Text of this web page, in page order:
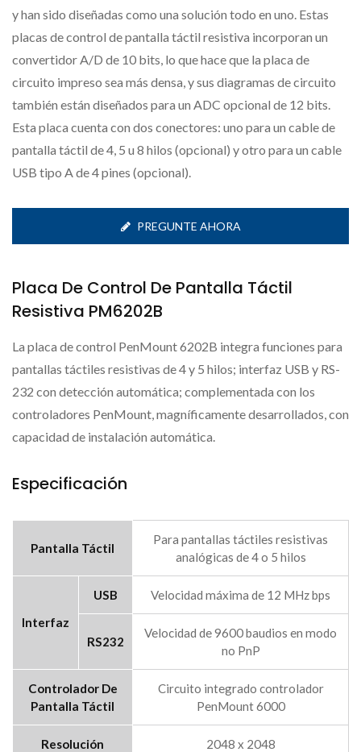
y han sido diseñadas como una solución todo en uno. Estas
placas de control de pantalla táctil resistiva incorporan un
convertidor A/D de 10 bits, lo que hace que la placa de
circuito impreso sea más densa, y sus diagramas de circuito
también están diseñados para un ADC opcional de 12 bits.
Esta placa cuenta con dos conectores: uno para un cable de
pantalla táctil de 4, 5 u 8 hilos (opcional) y otro para un cable
USB tipo A de 4 pines (opcional).
PREGUNTE AHORA
Placa De Control De Pantalla Táctil
Resistiva PM6202B
La placa de control PenMount 6202B integra funciones para
pantallas táctiles resistivas de 4 y 5 hilos; interfaz USB y RS-
232 con detección automática; complementada con los
controladores PenMount, magníficamente desarrollados, con
capacidad de instalación automática.
Especificación
Pantalla Táctil
Para pantallas táctiles resistivas
analógicas de 4 o 5 hilos
Interfaz
USB Velocidad máxima de 12 MHz bps
RS232
Velocidad de 9600 baudios en modo
no PnP
Controlador De
Pantalla Táctil
Circuito integrado controlador
PenMount 6000
Resolución 2048 x 2048